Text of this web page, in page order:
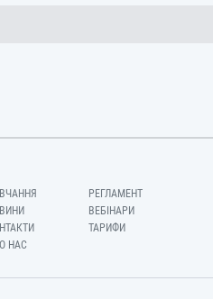
НАС
РЕГЛАМЕНТ
ВЕБІНАРИ
ТАРИФИ